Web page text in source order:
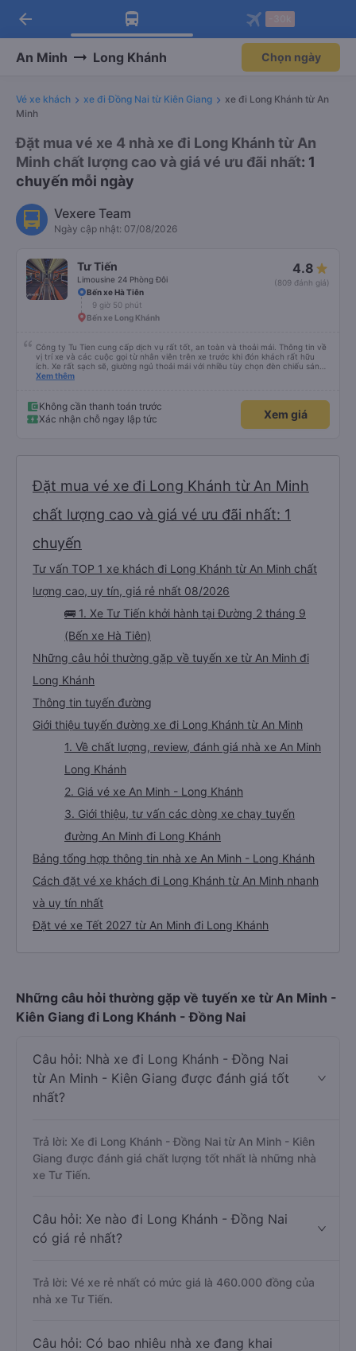
Tải app Vexere ngay!
Nhận ưu đãi thành viên độc
Mở app
Tải app Vexere
-30k/ghế khi đặt vé máy bay qua
Mở app
arrow_back
An Minh Long Khánh Chọn ngày
Vé xe khách xe đi Đồng Nai từ Kiên Giang
xe đi Long Khánh từ An
Minh
Đặt mua vé xe 4 nhà xe đi Long Khánh từ An
Minh chất lượng cao và giá vé ưu đãi nhất: 1
chuyến mỗi ngày
Vexere Team
Ngày cập nhật: 07/08/2026
Tư Tiến
Limousine 24 Phòng Đôi
4.8
(809 đánh giá)
Bến xe Hà Tiên
9 giờ 50 phút
Bến xe Long Khánh
Công ty Tu Tien cung cấp dịch vụ rất tốt, an toàn và thoải mái. Thông tin về
vị trí xe và các cuộc gọi từ nhân viên trên xe trước khi đón khách rất hữu
ích. Xe rất sạch sẽ, giường ngủ thoải mái với nhiều tùy chọn đèn chiếu sáng
và cổng USB được đặt ở vị trí thuận tiện. Nhân viên rất lịch sự và xe đến
Xem thêm
Không cần thanh toán trước
Xác nhận chỗ ngay lập tức
Xem giá
Đặt mua vé xe đi Long Khánh từ An Minh
chất lượng cao và giá vé ưu đãi nhất: 1
chuyến
Tư vấn TOP 1 xe khách đi Long Khánh từ An Minh chất
lượng cao, uy tín, giá rẻ nhất 08/2026
🚌 1. Xe Tư Tiến khởi hành tại Đường 2 tháng 9
(Bến xe Hà Tiên)
Những câu hỏi thường gặp về tuyến xe từ An Minh đi
Long Khánh
Thông tin tuyến đường
Giới thiệu tuyến đường xe đi Long Khánh từ An Minh
1. Về chất lượng, review, đánh giá nhà xe An Minh
Long Khánh
2. Giá vé xe An Minh - Long Khánh
3. Giới thiệu, tư vấn các dòng xe chạy tuyến
đường An Minh đi Long Khánh
Bảng tổng hợp thông tin nhà xe An Minh - Long Khánh
Cách đặt vé xe khách đi Long Khánh từ An Minh nhanh
và uy tín nhất
Đặt vé xe Tết 2027 từ An Minh đi Long Khánh
Những câu hỏi thường gặp về tuyến xe từ An Minh -
Kiên Giang đi Long Khánh - Đồng Nai
Câu hỏi: Nhà xe đi Long Khánh - Đồng Nai
từ An Minh - Kiên Giang được đánh giá tốt
nhất?
Trả lời: Xe đi Long Khánh - Đồng Nai từ An Minh - Kiên
Giang được đánh giá chất lượng tốt nhất là những nhà
xe Tư Tiến.
Câu hỏi: Xe nào đi Long Khánh - Đồng Nai
có giá rẻ nhất?
Trả lời: Vé xe rẻ nhất có mức giá là 460.000 đồng của
nhà xe Tư Tiến.
Câu hỏi: Có bao nhiêu nhà xe đang khai